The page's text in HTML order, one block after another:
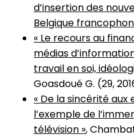
d’insertion des
Belgique
« Le recours au
médias
travail en soi,
Goasdoué G. (29,
« De la sincérité
l’exemple de
télévision »,